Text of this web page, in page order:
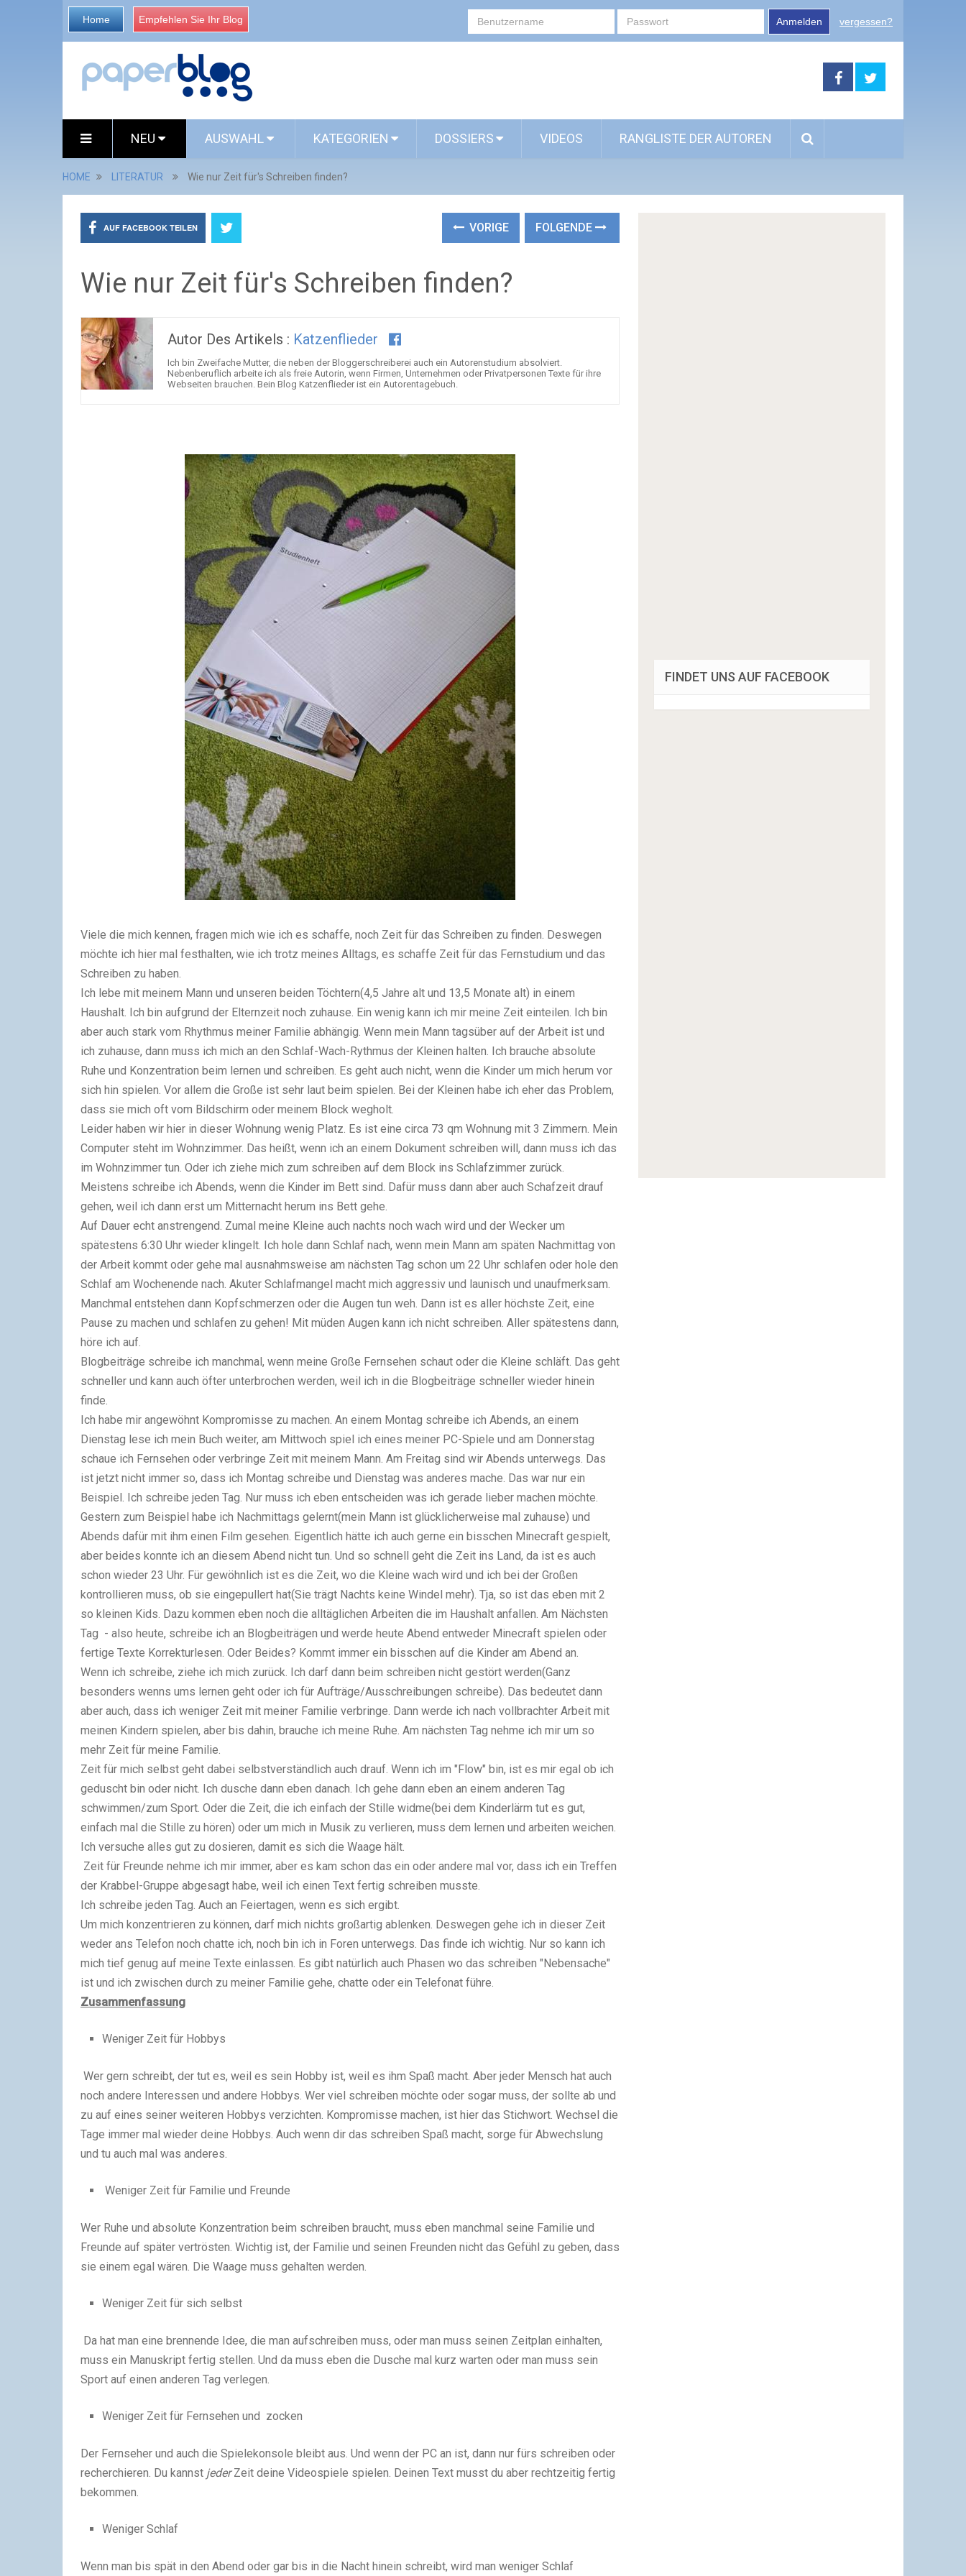
Home Empfehlen Sie Ihr Blog Anmelden vergessen?
NEU AUSWAHL KATEGORIEN DOSSIERS VIDEOS RANGLISTE DER AUTOREN
HOME LITERATUR Wie nur Zeit für's Schreiben finden?
AUF FACEBOOK TEILEN VORIGE FOLGENDE
Wie nur Zeit für's Schreiben finden?
Autor Des Artikels : Katzenflieder
Ich bin Zweifache Mutter, die neben der Bloggerschreiberei auch ein Autorenstudium absolviert.
Nebenberuflich arbeite ich als freie Autorin, wenn Firmen, Unternehmen oder Privatpersonen Texte für ihre
Webseiten brauchen. Bein Blog Katzenflieder ist ein Autorentagebuch.
Viele die mich kennen, fragen mich wie ich es schaffe, noch Zeit für das Schreiben zu finden. Deswegen
möchte ich hier mal festhalten, wie ich trotz meines Alltags, es schaffe Zeit für das Fernstudium und das
Schreiben zu haben.
Ich lebe mit meinem Mann und unseren beiden Töchtern(4,5 Jahre alt und 13,5 Monate alt) in einem
Haushalt. Ich bin aufgrund der Elternzeit noch zuhause. Ein wenig kann ich mir meine Zeit einteilen. Ich bin
aber auch stark vom Rhythmus meiner Familie abhängig. Wenn mein Mann tagsüber auf der Arbeit ist und
ich zuhause, dann muss ich mich an den Schlaf-Wach-Rythmus der Kleinen halten. Ich brauche absolute
Ruhe und Konzentration beim lernen und schreiben. Es geht auch nicht, wenn die Kinder um mich herum vor
sich hin spielen. Vor allem die Große ist sehr laut beim spielen. Bei der Kleinen habe ich eher das Problem,
dass sie mich oft vom Bildschirm oder meinem Block wegholt.
Leider haben wir hier in dieser Wohnung wenig Platz. Es ist eine circa 73 qm Wohnung mit 3 Zimmern. Mein
Computer steht im Wohnzimmer. Das heißt, wenn ich an einem Dokument schreiben will, dann muss ich das
im Wohnzimmer tun. Oder ich ziehe mich zum schreiben auf dem Block ins Schlafzimmer zurück.
Meistens schreibe ich Abends, wenn die Kinder im Bett sind. Dafür muss dann aber auch Schafzeit drauf
gehen, weil ich dann erst um Mitternacht herum ins Bett gehe.
Auf Dauer echt anstrengend. Zumal meine Kleine auch nachts noch wach wird und der Wecker um
spätestens 6:30 Uhr wieder klingelt. Ich hole dann Schlaf nach, wenn mein Mann am späten Nachmittag von
der Arbeit kommt oder gehe mal ausnahmsweise am nächsten Tag schon um 22 Uhr schlafen oder hole den
Schlaf am Wochenende nach. Akuter Schlafmangel macht mich aggressiv und launisch und unaufmerksam.
Manchmal entstehen dann Kopfschmerzen oder die Augen tun weh. Dann ist es aller höchste Zeit, eine
Pause zu machen und schlafen zu gehen! Mit müden Augen kann ich nicht schreiben. Aller spätestens dann,
höre ich auf.
Blogbeiträge schreibe ich manchmal, wenn meine Große Fernsehen schaut oder die Kleine schläft. Das geht
schneller und kann auch öfter unterbrochen werden, weil ich in die Blogbeiträge schneller wieder hinein
finde.
Ich habe mir angewöhnt Kompromisse zu machen. An einem Montag schreibe ich Abends, an einem
Dienstag lese ich mein Buch weiter, am Mittwoch spiel ich eines meiner PC-Spiele und am Donnerstag
schaue ich Fernsehen oder verbringe Zeit mit meinem Mann. Am Freitag sind wir Abends unterwegs. Das
ist jetzt nicht immer so, dass ich Montag schreibe und Dienstag was anderes mache. Das war nur ein
Beispiel. Ich schreibe jeden Tag. Nur muss ich eben entscheiden was ich gerade lieber machen möchte.
Gestern zum Beispiel habe ich Nachmittags gelernt(mein Mann ist glücklicherweise mal zuhause) und
Abends dafür mit ihm einen Film gesehen. Eigentlich hätte ich auch gerne ein bisschen Minecraft gespielt,
aber beides konnte ich an diesem Abend nicht tun. Und so schnell geht die Zeit ins Land, da ist es auch
schon wieder 23 Uhr. Für gewöhnlich ist es die Zeit, wo die Kleine wach wird und ich bei der Großen
kontrollieren muss, ob sie eingepullert hat(Sie trägt Nachts keine Windel mehr). Tja, so ist das eben mit 2
so kleinen Kids. Dazu kommen eben noch die alltäglichen Arbeiten die im Haushalt anfallen. Am Nächsten
Tag - also heute, schreibe ich an Blogbeiträgen und werde heute Abend entweder Minecraft spielen oder
fertige Texte Korrekturlesen. Oder Beides? Kommt immer ein bisschen auf die Kinder am Abend an.
Wenn ich schreibe, ziehe ich mich zurück. Ich darf dann beim schreiben nicht gestört werden(Ganz
besonders wenns ums lernen geht oder ich für Aufträge/Ausschreibungen schreibe). Das bedeutet dann
aber auch, dass ich weniger Zeit mit meiner Familie verbringe. Dann werde ich nach vollbrachter Arbeit mit
meinen Kindern spielen, aber bis dahin, brauche ich meine Ruhe. Am nächsten Tag nehme ich mir um so
mehr Zeit für meine Familie.
Zeit für mich selbst geht dabei selbstverständlich auch drauf. Wenn ich im "Flow" bin, ist es mir egal ob ich
geduscht bin oder nicht. Ich dusche dann eben danach. Ich gehe dann eben an einem anderen Tag
schwimmen/zum Sport. Oder die Zeit, die ich einfach der Stille widme(bei dem Kinderlärm tut es gut,
einfach mal die Stille zu hören) oder um mich in Musik zu verlieren, muss dem lernen und arbeiten weichen.
Ich versuche alles gut zu dosieren, damit es sich die Waage hält.
Zeit für Freunde nehme ich mir immer, aber es kam schon das ein oder andere mal vor, dass ich ein Treffen
der Krabbel-Gruppe abgesagt habe, weil ich einen Text fertig schreiben musste.
Ich schreibe jeden Tag. Auch an Feiertagen, wenn es sich ergibt.
Um mich konzentrieren zu können, darf mich nichts großartig ablenken. Deswegen gehe ich in dieser Zeit
weder ans Telefon noch chatte ich, noch bin ich in Foren unterwegs. Das finde ich wichtig. Nur so kann ich
mich tief genug auf meine Texte einlassen. Es gibt natürlich auch Phasen wo das schreiben "Nebensache"
ist und ich zwischen durch zu meiner Familie gehe, chatte oder ein Telefonat führe.
Zusammenfassung
Weniger Zeit für Hobbys
Wer gern schreibt, der tut es, weil es sein Hobby ist, weil es ihm Spaß macht. Aber jeder Mensch hat auch
noch andere Interessen und andere Hobbys. Wer viel schreiben möchte oder sogar muss, der sollte ab und
zu auf eines seiner weiteren Hobbys verzichten. Kompromisse machen, ist hier das Stichwort. Wechsel die
Tage immer mal wieder deine Hobbys. Auch wenn dir das schreiben Spaß macht, sorge für Abwechslung
und tu auch mal was anderes.
Weniger Zeit für Familie und Freunde
Wer Ruhe und absolute Konzentration beim schreiben braucht, muss eben manchmal seine Familie und
Freunde auf später vertrösten. Wichtig ist, der Familie und seinen Freunden nicht das Gefühl zu geben, dass
sie einem egal wären. Die Waage muss gehalten werden.
Weniger Zeit für sich selbst
Da hat man eine brennende Idee, die man aufschreiben muss, oder man muss seinen Zeitplan einhalten,
muss ein Manuskript fertig stellen. Und da muss eben die Dusche mal kurz warten oder man muss sein
Sport auf einen anderen Tag verlegen.
Weniger Zeit für Fernsehen und zocken
Der Fernseher und auch die Spielekonsole bleibt aus. Und wenn der PC an ist, dann nur fürs schreiben oder
recherchieren. Du kannst jederZeit deine Videospiele spielen. Deinen Text musst du aber rechtzeitig fertig
bekommen.
Weniger Schlaf
Wenn man bis spät in den Abend oder gar bis in die Nacht hinein schreibt, wird man weniger Schlaf
FINDET UNS AUF FACEBOOK